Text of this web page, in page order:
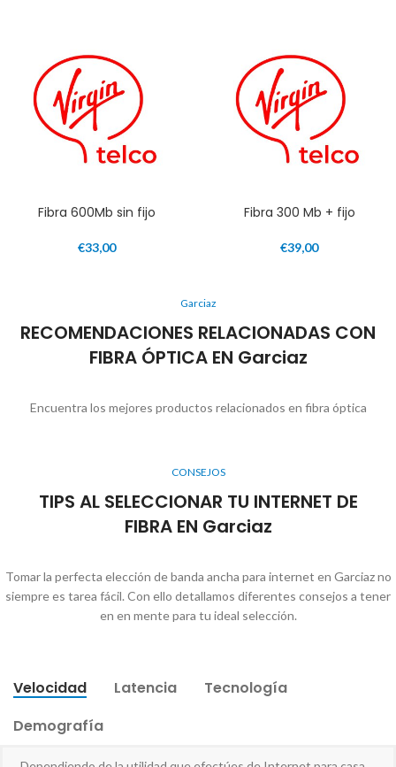
Fibra 600Mb sin fijo
€33,00
Fibra 300 Mb + fijo
€39,00
Garciaz
RECOMENDACIONES RELACIONADAS CON
FIBRA ÓPTICA EN Garciaz
Encuentra los mejores productos relacionados en fibra óptica
CONSEJOS
TIPS AL SELECCIONAR TU INTERNET DE
FIBRA EN Garciaz
Tomar la perfecta elección de banda ancha para internet en Garciaz no
siempre es tarea fácil. Con ello detallamos diferentes consejos a tener
en en mente para tu ideal selección.
Velocidad Latencia
Tecnología
Demografía